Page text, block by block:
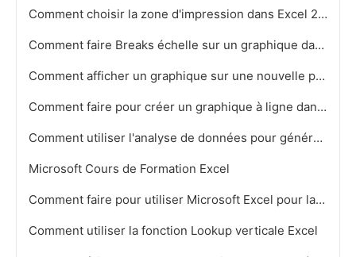
Comment choisir la zone d'impression dans Excel 2007
Comment faire Breaks échelle sur un graphique dans Excel
Comment afficher un graphique sur une nouvelle page dans Excel
Comment faire pour créer un graphique à ligne dans Microsoft Excel 2007
Comment utiliser l'analyse de données pour génération de nombres aléatoires dans Excel
Microsoft Cours de Formation Excel
Comment faire pour utiliser Microsoft Excel pour la comptabilité
Comment utiliser la fonction Lookup verticale Excel